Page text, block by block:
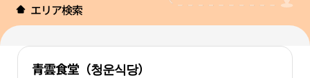
エリア検索
青雲食堂（청운식당）